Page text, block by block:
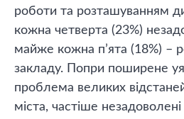
роботи та розташуванням
кожна четверта (23%)
майже кожна п’ята (18%) –
закладу. Попри поширене
проблема великих
міста, частіше